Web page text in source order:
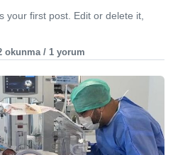
your first post. Edit or delete it,
okunma / 1 yorum